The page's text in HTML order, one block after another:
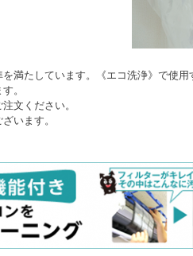
満たしています。《エコ洗浄》で使
。
文ください。
います。